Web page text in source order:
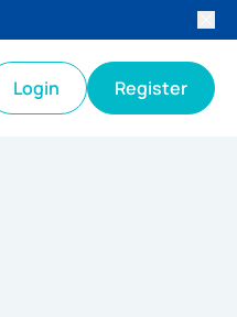
Login Register